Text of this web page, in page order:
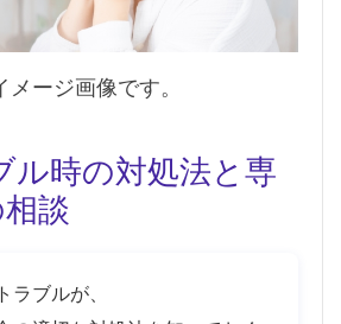
ージ画像です。
時の対処法と専
談
ラブルが、